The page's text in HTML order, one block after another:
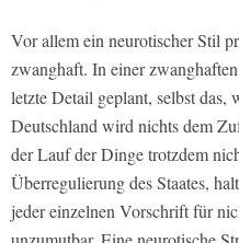
Vor allem ein neurotischer Stil
zwanghaft. In einer
letzte Detail geplant, selbst das,
Deutschland wird nichts dem
der Lauf der Dinge trotzdem
Überregulierung des Staates,
jeder einzelnen Vorschrift für